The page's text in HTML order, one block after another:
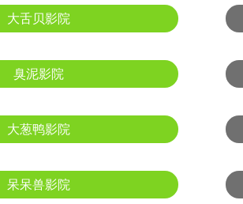
大舌贝影院
臭泥影院
大葱鸭影院
呆呆兽影院